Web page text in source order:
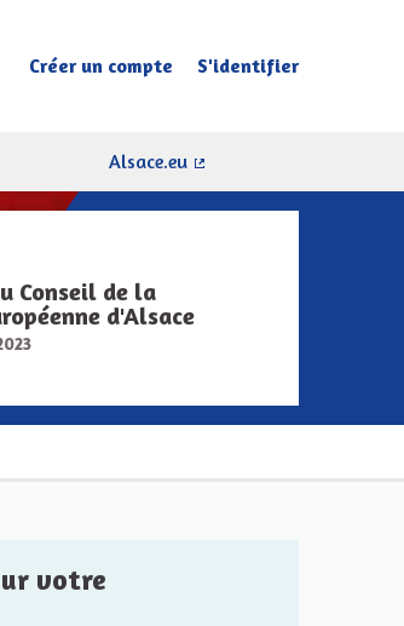
la langue Sprache wählen
Créer un compte S'identifier
Alsace.eu
Conseil de la
d'Alsace
votre